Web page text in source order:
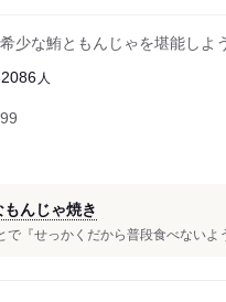
少な鮪ともんじゃを堪能し
人
んじゃ焼き
『せっかくだから普段食べないよ